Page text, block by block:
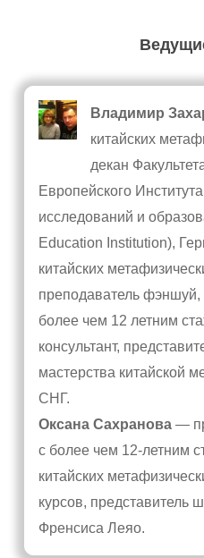
Владимир
китайских
декан
Европейского
исследований и
Education Institution),
китайских
преподаватель
более чем 12 летним
консультант,
мастерства китайской
СНГ.
Оксана Сахранова—
с более чем 12-летним
китайских
курсов, представитель
Френсиса Леяо.